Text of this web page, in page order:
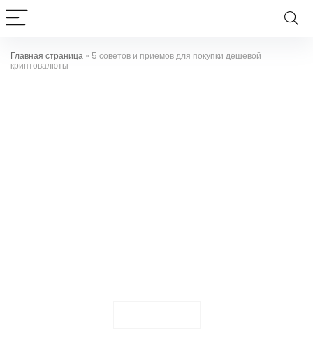
Главная страница » 5 советов и приемов для покупки дешевой
криптовалюты